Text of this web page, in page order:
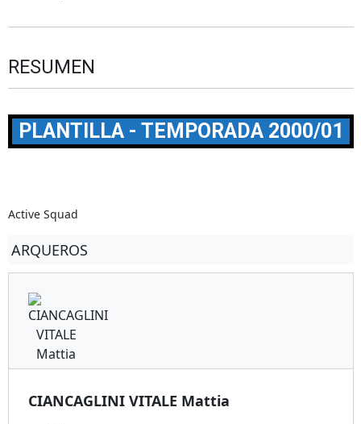
RESUMEN
PLANTILLA - TEMPORADA 2000/01
Active Squad
ARQUEROS
CIANCAGLINI VITALE Mattia